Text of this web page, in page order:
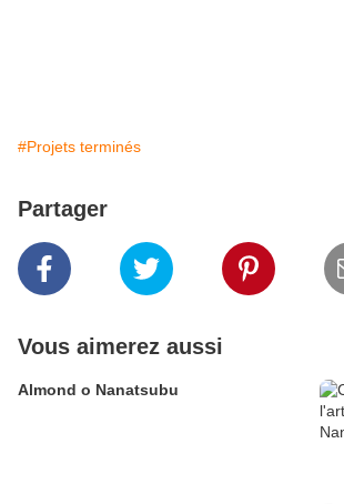
#Projets terminés
Partager
Vous aimerez aussi
Almond o Nanatsubu